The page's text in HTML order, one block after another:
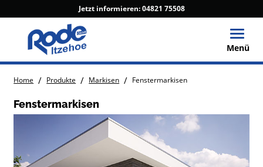
Jetzt informieren:04821 75508
Menü
Home / Produkte / Markisen / Fenstermarkisen
Fenstermarkisen